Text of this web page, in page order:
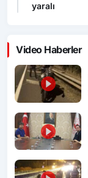
yaralı
Video Haberler